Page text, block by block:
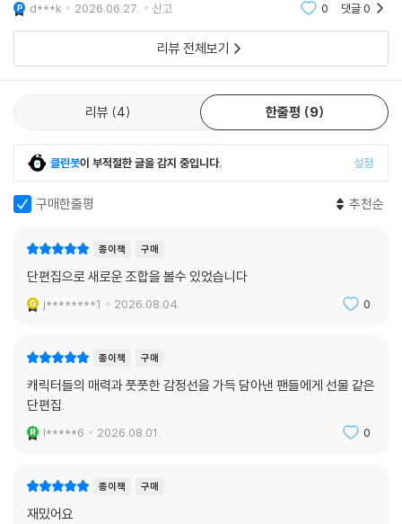
d***k 2026.06.27. 신고 0 댓글0
리뷰 전체보기
리뷰 4 한줄평 9
클린봇이 부적절한 글을 감지 중입니다. 설정
구매한줄평 추천순
종이책 구매
단편집으로 새로운 조합을 볼수 있었습니다
j********1 2026.08.04. 0
종이책 구매
캐릭터들의 매력과 풋풋한 감정선을 가득 담아낸 팬들에게 선물 같은
단편집.
l*****6 2026.08.01. 0
종이책 구매
재밌어요